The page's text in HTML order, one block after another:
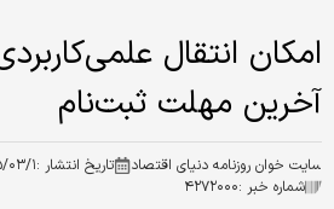
امکان انتقال
آخرین مهلت ثبت‌نام
سایت خوان روزنامه دنیای اقتصاد تاریخ انتشار :۱۴۰۵/
شماره خبر :۴۲۷۲۰۰۰